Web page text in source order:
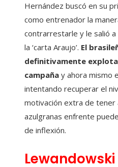
Hernández buscó en su
como entrenador la
contrarrestarle y le salió a
la ‘carta Araujo’. El
definitivamente
campaña y ahora mismo
intentando recuperar el
motivación extra de tener
azulgranas enfrente
de inflexión.